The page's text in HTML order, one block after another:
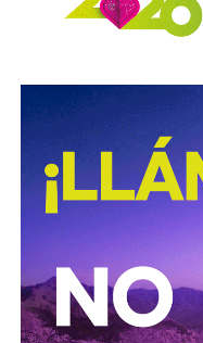
David Martínez es
Fantasma de Wall
inmenso en
donde ha servido
y en 2017, fue
más rico de dicho país.